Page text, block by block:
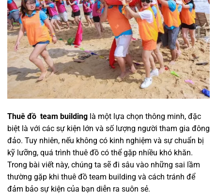
Thuê đồ team building là một lựa chọn thông minh, đặc
biệt là với các sự kiện lớn và số lượng người tham gia đông
đảo. Tuy nhiên, nếu không có kinh nghiệm và sự chuẩn bị
kỹ lưỡng, quá trình thuê đồ có thể gặp nhiều khó khăn.
Trong bài viết này, chúng ta sẽ đi sâu vào những sai lầm
thường gặp khi thuê đồ team building và cách tránh để
đảm bảo sự kiện của bạn diễn ra suôn sẻ.